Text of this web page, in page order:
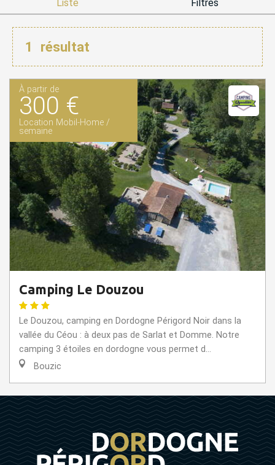
Liste Filtres
1 résultat
À partir de
300 €
Location Mobil-Home /
semaine
Camping Le Douzou
Le Douzou, camping en Dordogne Périgord Noir dans la
vallée du Céou : à deux pas de Sarlat et Domme. Notre
camping 3 étoiles en dordogne vous permet d...
Bouzic